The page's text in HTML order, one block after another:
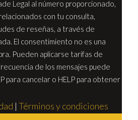
Legal al número proporcionado,
con tu consulta,
de reseñas, a través de
El consentimiento no es una
Pueden aplicarse tarifas de
de los mensajes puede
para cancelar o HELP para obtener
| Términos y condiciones